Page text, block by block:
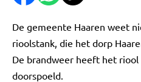
De gemeente Haaren weet
rioolstank, die het dorp
De brandweer heeft het
doorspoeld.